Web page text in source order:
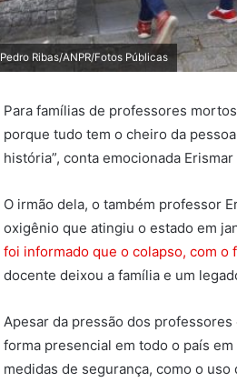
Pedro Ribas/ANPR/Fotos Públicas
Para famílias de professores
porque tudo tem o cheiro da
história”, conta emocionada
O irmão dela, o também professor
oxigênio que atingiu o estado em
foi informado que o colapso, com o
docente deixou a família e um
Apesar da pressão dos
forma presencial em todo o país
medidas de segurança, como o